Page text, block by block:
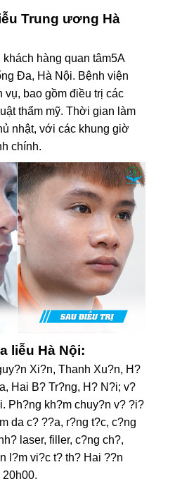
Trung ương Hà
hàng quan tâm5A
Đa, Hà Nội. Bệnh viện
vụ, bao gồm điều trị các
thẩm mỹ. Thời gian làm
nhật, với các khung giờ
chính.
liễu Hà Nội:
Xi?n, Thanh Xu?n, H?
Hai B? Tr?ng, H? N?i; v?
Ph?ng kh?m chuy?n v? ?i?
da c? ??a, r?ng t?c, c?ng
laser, filler, c?ng ch?,
l?m vi?c t? th? Hai ??n
20h00.